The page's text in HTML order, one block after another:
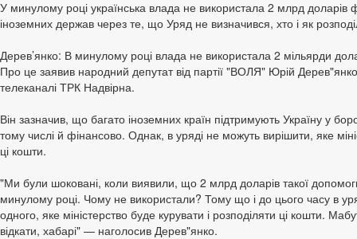
У минулому році українська влада не використала 2 млрд доларів
іноземних держав через те, що Уряд не визначився, хто і як
Дерев’янко: В минулому році влада не використала 2 мільярди
Про це заявив народний депутат від партії "ВОЛЯ" Юрій Дерев"янко
телеканалі ТРК Надвірна.
Він зазначив, що багато іноземних країн підтримують Україну у
тому числі й фінансово. Однак, в уряді не можуть вирішити, яке
ці кошти.
"Ми були шоковані, коли виявили, що 2 млрд доларів такої
минулому році. Чому не використали? Тому що і до цього часу в
одного, яке міністерство буде курувати і розподіляти ці кошти.
відкати, хабарі" — наголосив Дерев"янко.